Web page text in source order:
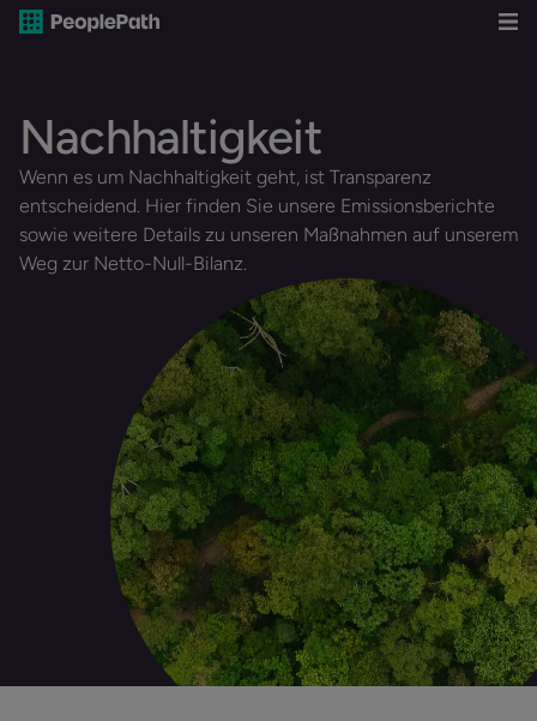
Nachhaltigkeit
Wenn es um Nachhaltigkeit geht, ist Transparenz
entscheidend. Hier finden Sie unsere Emissionsberichte
sowie weitere Details zu unseren Maßnahmen auf unserem
Weg zur Netto-Null-Bilanz.